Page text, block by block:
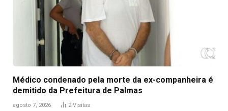
Médico condenado pela morte da ex-companheira é
demitido da Prefeitura de Palmas
agosto 7, 2026 2 Visitas